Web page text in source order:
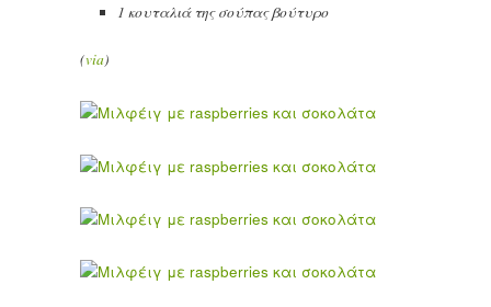
1 κουταλιά της σούπας βούτυρο
(via)